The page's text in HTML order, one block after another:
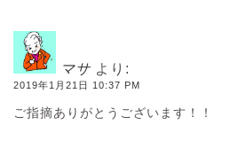
マサ より:
2019年1月21日 10:37 PM
ご指摘ありがとうございます！！